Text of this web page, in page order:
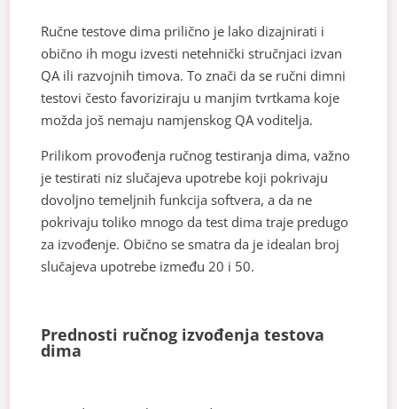
Ručne testove dima prilično je lako dizajnirati i
obično ih mogu izvesti netehnički stručnjaci izvan
QA ili razvojnih timova. To znači da se ručni dimni
testovi često favoriziraju u manjim tvrtkama koje
možda još nemaju namjenskog QA voditelja.
Prilikom provođenja ručnog testiranja dima, važno
je testirati niz slučajeva upotrebe koji pokrivaju
dovoljno temeljnih funkcija softvera, a da ne
pokrivaju toliko mnogo da test dima traje predugo
za izvođenje. Obično se smatra da je idealan broj
slučajeva upotrebe između 20 i 50.
Prednosti ručnog izvođenja testova
dima